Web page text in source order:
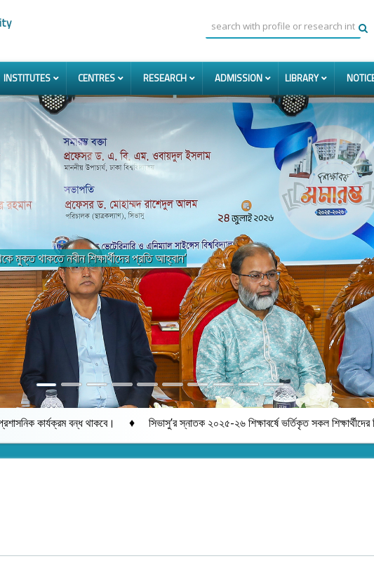
INSTITUTES CENTRES RESEARCH ADMISSION LIBRARY
♦সিভাসু’র স্নাতক ২০২৫-২৬ শিক্ষাবর্ষে ভর্তিকৃত সকল শিক্ষার্থীদের ডিজিটাল আইডি